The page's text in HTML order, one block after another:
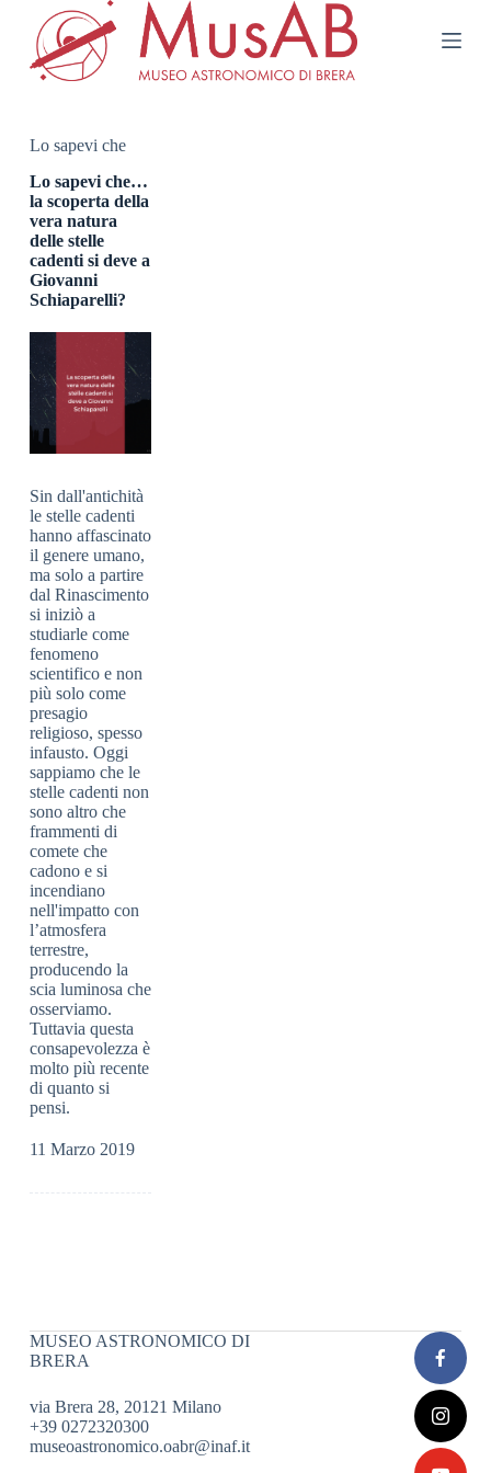
o
n
n
u
Lo sapevi che
Lo sapevi che…
la scoperta della
vera natura
delle stelle
cadenti si deve a
Giovanni
Schiaparelli?
Sin dall'antichità
le stelle cadenti
hanno affascinato
il genere umano,
ma solo a partire
dal Rinascimento
si iniziò a
studiarle come
fenomeno
scientifico e non
più solo come
presagio
religioso, spesso
infausto. Oggi
sappiamo che le
stelle cadenti non
sono altro che
frammenti di
comete che
cadono e si
incendiano
nell'impatto con
l’atmosfera
terrestre,
producendo la
scia luminosa che
osserviamo.
Tuttavia questa
consapevolezza è
molto più recente
di quanto si
pensi.
11 Marzo 2019
MUSEO ASTRONOMICO DI
BRERA
via Brera 28, 20121 Milano
+39 0272320300
museoastronomico.oabr@inaf.it